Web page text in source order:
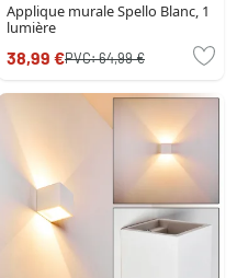
Applique murale Spello Blanc, 1
lumière
38,99 €PVC:64,99 €